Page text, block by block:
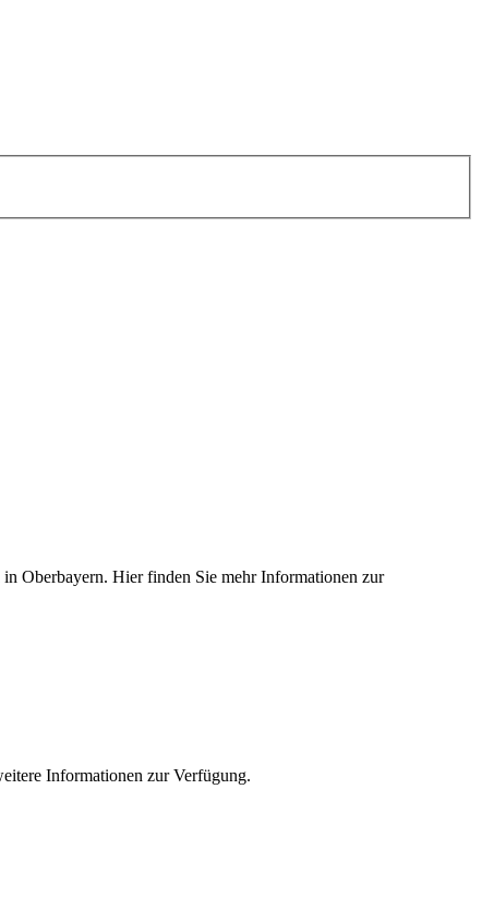
Oberbayern. Hier finden Sie mehr Informationen zur
Informationen zur Verfügung.